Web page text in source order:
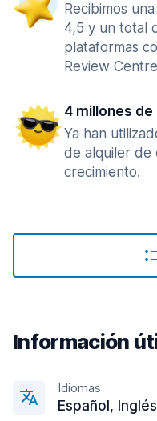
Recibimos
4,5 y un total
plataformas
Review
4 millones de
Ya han
de alquiler de
crecimiento.
Información
Idiomas
Español,